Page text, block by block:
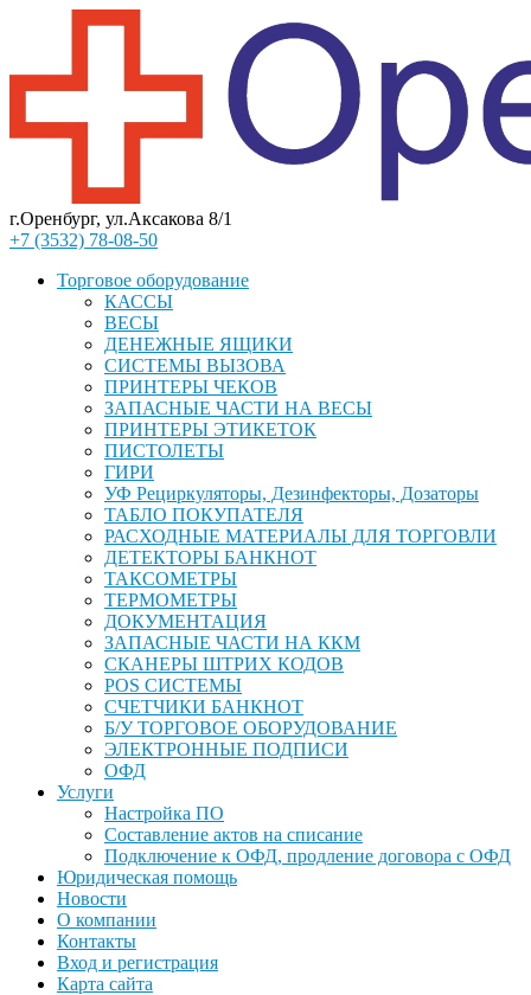
г.Оренбург, ул.Аксакова 8/1
+7 (3532) 78-08-50
Торговое оборудование
КАССЫ
ВЕСЫ
ДЕНЕЖНЫЕ ЯЩИКИ
СИСТЕМЫ ВЫЗОВА
ПРИНТЕРЫ ЧЕКОВ
ЗАПАСНЫЕ ЧАСТИ НА ВЕСЫ
ПРИНТЕРЫ ЭТИКЕТОК
ПИСТОЛЕТЫ
ГИРИ
УФ Рециркуляторы, Дезинфекторы, Дозаторы
ТАБЛО ПОКУПАТЕЛЯ
РАСХОДНЫЕ МАТЕРИАЛЫ ДЛЯ ТОРГОВЛИ
ДЕТЕКТОРЫ БАНКНОТ
ТАКСОМЕТРЫ
ТЕРМОМЕТРЫ
ДОКУМЕНТАЦИЯ
ЗАПАСНЫЕ ЧАСТИ НА ККМ
СКАНЕРЫ ШТРИХ КОДОВ
POS СИСТЕМЫ
СЧЕТЧИКИ БАНКНОТ
Б/У ТОРГОВОЕ ОБОРУДОВАНИЕ
ЭЛЕКТРОННЫЕ ПОДПИСИ
ОФД
Услуги
Настройка ПО
Составление актов на списание
Подключение к ОФД, продление договора с ОФД
Юридическая помощь
Новости
О компании
Контакты
Вход и регистрация
Карта сайта